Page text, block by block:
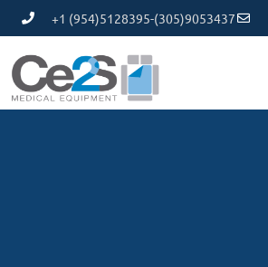
+1 (954)5128395-(305)9053437